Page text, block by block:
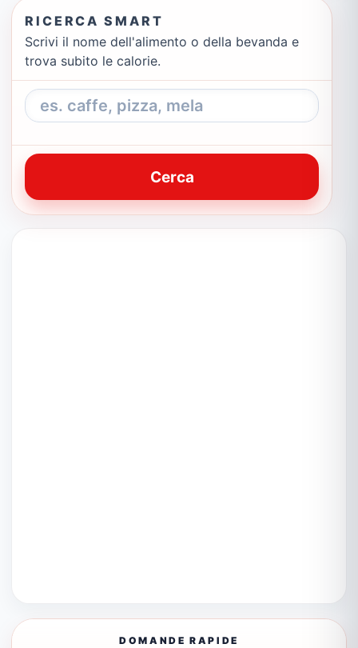
RICERCA SMART
Scrivi il nome dell'alimento o della bevanda e
trova subito le calorie.
Cerca
DOMANDE RAPIDE